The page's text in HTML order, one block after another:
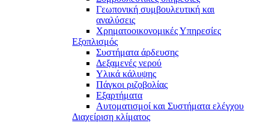
Γεωπονική συμβουλευτική και
αναλύσεις
Χρηματοοικονομικές Υπηρεσίες
Εξοπλισμός
Συστήματα άρδευσης
Δεξαμενές νερού
Υλικά κάλυψης
Πάγκοι ριζοβολίας
Εξαρτήματα
Αυτοματισμοί και Συστήματα ελέγχου
Διαχείριση κλίματος